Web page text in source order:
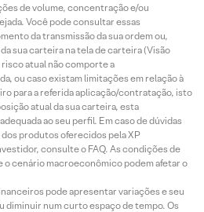
de volume, concentração e/ou
Você pode consultar essas
da transmissão da sua ordem ou,
sua carteira na tela de carteira (Visão
risco atual não comporte a
ou caso existam limitações em relação à
para a referida aplicação/contratação, isto
atual da sua carteira, esta
ao seu perfil. Em caso de dúvidas
produtos oferecidos pela XP
consulte o FAQ. As condições de
o cenário macroeconômico podem afetar o
pode apresentar variações e seu
diminuir num curto espaço de tempo. Os